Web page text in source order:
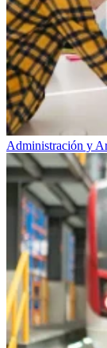
Administración y